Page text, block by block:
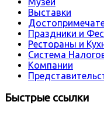
Выставки
Праздники и
Рестораны и
Система
Компании
Быстрые ссылки